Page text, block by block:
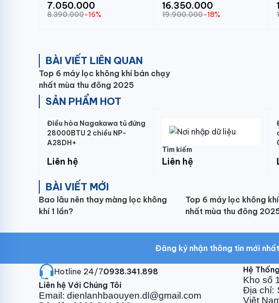
7.050.000
8.390.000-16%
16.350.000
19.900.000-18%
BÀI VIẾT LIÊN QUAN
Top 6 máy lọc không khí bán chạy
nhất mùa thu đông 2025
SẢN PHẨM HOT
Điều hòa Nagakawa tủ đứng
28000BTU 2 chiều NP-
A28DH+
Liên hệ
Tìm kiếm
Liên hệ
BÀI VIẾT MỚI
Bao lâu nên thay màng lọc không
khí 1 lần?
Top 6 máy lọc không
nhất mùa thu đông
Đăng ký nhận thông tin mới nhất
Hotline 24/7:0938.341.898
Liên hệ Với Chúng Tôi
Email: dienlanhbaouyen.dl@gmail.com
Hệ
Kho số
Địa chỉ:
Việt